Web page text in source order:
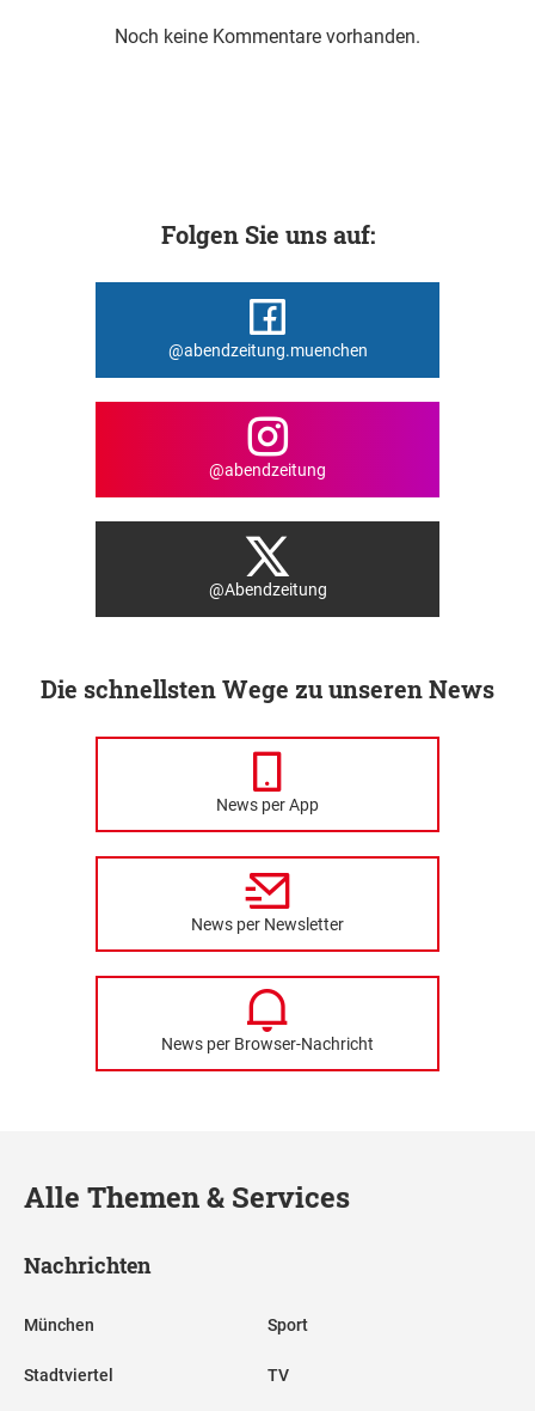
Noch keine Kommentare vorhanden.
Folgen Sie uns auf:
@abendzeitung.muenchen
@abendzeitung
@Abendzeitung
Die schnellsten Wege zu unseren News
News per App
News per Newsletter
News per Browser-Nachricht
Alle Themen & Services
Nachrichten
München
Stadtviertel
Sport
TV